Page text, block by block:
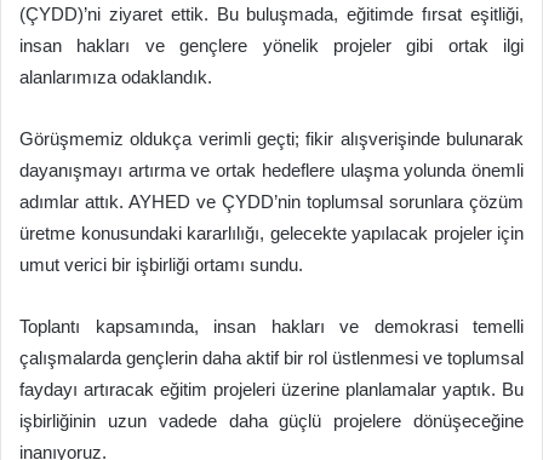
(ÇYDD)’ni ziyaret ettik. Bu buluşmada, eğitimde fırsat eşitliği,
insan hakları ve gençlere yönelik projeler gibi ortak ilgi
alanlarımıza odaklandık.
Görüşmemiz oldukça verimli geçti; fikir alışverişinde bulunarak
dayanışmayı artırma ve ortak hedeflere ulaşma yolunda önemli
adımlar attık. AYHED ve ÇYDD’nin toplumsal sorunlara çözüm
üretme konusundaki kararlılığı, gelecekte yapılacak projeler için
umut verici bir işbirliği ortamı sundu.
Toplantı kapsamında, insan hakları ve demokrasi temelli
çalışmalarda gençlerin daha aktif bir rol üstlenmesi ve toplumsal
faydayı artıracak eğitim projeleri üzerine planlamalar yaptık. Bu
işbirliğinin uzun vadede daha güçlü projelere dönüşeceğine
inanıyoruz.